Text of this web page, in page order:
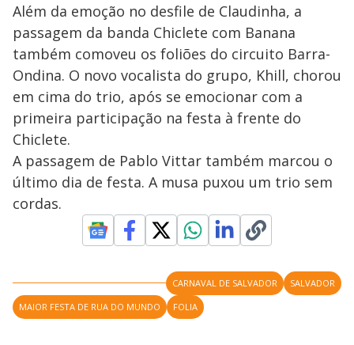
Além da emoção no desfile de Claudinha, a
passagem da banda Chiclete com Banana
também comoveu os foliões do circuito Barra-
Ondina. O novo vocalista do grupo, Khill, chorou
em cima do trio, após se emocionar com a
primeira participação na festa à frente do
Chiclete.
A passagem de Pablo Vittar também marcou o
último dia de festa. A musa puxou um trio sem
cordas.
CARNAVAL DE SALVADOR
SALVADOR
MAIOR FESTA DE RUA DO MUNDO
FOLIA